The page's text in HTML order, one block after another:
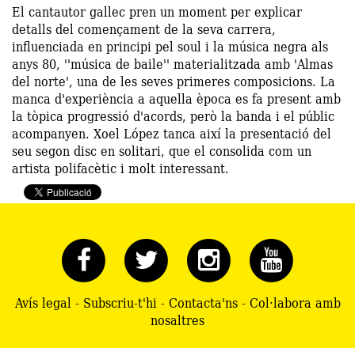
El cantautor gallec pren un moment per explicar
detalls del començament de la seva carrera,
influenciada en principi pel soul i la música negra als
anys 80, ''música de baile'' materialitzada amb 'Almas
del norte', una de les seves primeres composicions. La
manca d'experiència a aquella època es fa present amb
la tòpica progressió d'acords, però la banda i el públic
acompanyen. Xoel López tanca així la presentació del
seu segon disc en solitari, que el consolida com un
artista polifacètic i molt interessant.
Avís legal- Subscriu-t'hi-Contacta'ns-Col·labora amb
nosaltres